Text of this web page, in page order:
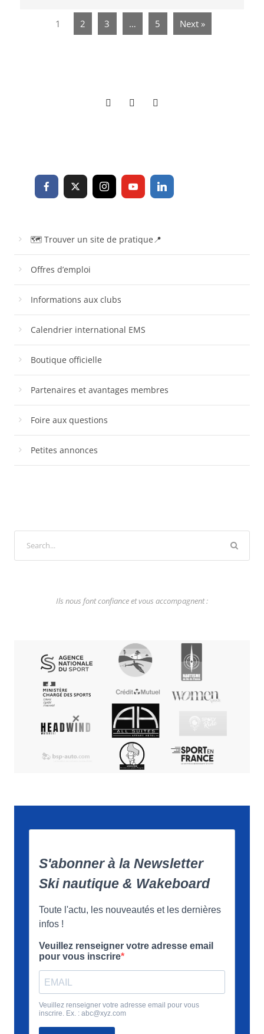
1 2 3 … 5 Next »
🗺 Trouver un site de pratique📍
Offres d’emploi
Informations aux clubs
Calendrier international EMS
Boutique officielle
Partenaires et avantages membres
Foire aux questions
Petites annonces
Ils nous font confiance et vous accompagnent :